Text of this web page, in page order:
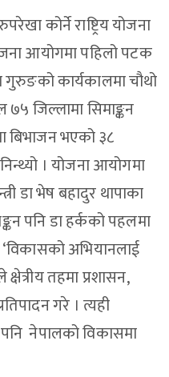
कोर्ने राष्ट्रिय योजना
आयोगमा पहिलो पटक
कार्यकालमा चौथो
जिल्लामा सिमाङ्कन
बिभाजन भएको ३८
। योजना आयोगमा
डा भेष बहादुर थापाका
पनि डा हर्कको पहलमा
अभियानलाई
तहमा प्रशासन,
गरे । त्यही
नेपालको विकासमा